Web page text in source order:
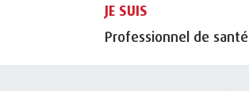
JE SUIS
Professionnel de santé